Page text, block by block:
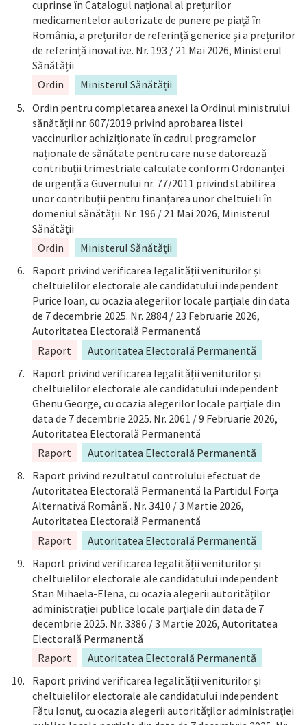
cuprinse în Catalogul național al prețurilor
medicamentelor autorizate de punere pe piață în
România, a prețurilor de referință generice și a prețurilor
de referință inovative. Nr. 193 / 21 Mai 2026, Ministerul
Sănătății
Ordin
Ministerul Sănătății
Ordin pentru completarea anexei la Ordinul ministrului
sănătății nr. 607/2019 privind aprobarea listei
vaccinurilor achiziționate în cadrul programelor
naționale de sănătate pentru care nu se datorează
contribuții trimestriale calculate conform Ordonanței
de urgență a Guvernului nr. 77/2011 privind stabilirea
unor contribuții pentru finanțarea unor cheltuieli în
domeniul sănătății. Nr. 196 / 21 Mai 2026, Ministerul
Sănătății
Ordin
Ministerul Sănătății
Raport privind verificarea legalității veniturilor și
cheltuielilor electorale ale candidatului independent
Purice Ioan, cu ocazia alegerilor locale parțiale din data
de 7 decembrie 2025. Nr. 2884 / 23 Februarie 2026,
Autoritatea Electorală Permanentă
Raport
Autoritatea Electorală Permanentă
Raport privind verificarea legalității veniturilor și
cheltuielilor electorale ale candidatului independent
Ghenu George, cu ocazia alegerilor locale parțiale din
data de 7 decembrie 2025. Nr. 2061 / 9 Februarie 2026,
Autoritatea Electorală Permanentă
Raport
Autoritatea Electorală Permanentă
Raport privind rezultatul controlului efectuat de
Autoritatea Electorală Permanentă la Partidul Forța
Alternativă Română . Nr. 3410 / 3 Martie 2026,
Autoritatea Electorală Permanentă
Raport
Autoritatea Electorală Permanentă
Raport privind verificarea legalității veniturilor și
cheltuielilor electorale ale candidatului independent
Stan Mihaela-Elena, cu ocazia alegerii autorităților
administrației publice locale parțiale din data de 7
decembrie 2025. Nr. 3386 / 3 Martie 2026, Autoritatea
Electorală Permanentă
Raport
Autoritatea Electorală Permanentă
Raport privind verificarea legalității veniturilor și
cheltuielilor electorale ale candidatului independent
Fătu Ionuț, cu ocazia alegerii autorităților administrației